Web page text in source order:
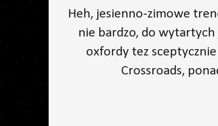
Heh, jesienno-zimowe
nie bardzo, do
oxfordy tez
Crossroads,